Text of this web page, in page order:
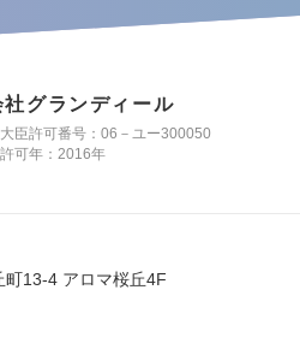
社グランディール
臣許可番号：06－ユー300050
可年：2016年
13-4 アロマ桜丘4F